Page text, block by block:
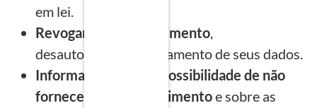
em lei.
Revogar seu consentimento,
desautorizando o tratamento de seus dados.
Informar-se sobre a possibilidade de não
fornecer seu consentimentoe sobre as